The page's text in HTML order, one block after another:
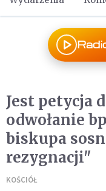
Jest petycja
odwołanie
biskupa
rezygnacji"
KOŚCIÓŁ